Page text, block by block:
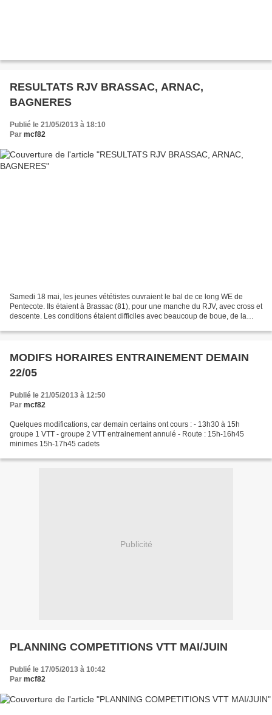
RESULTATS RJV BRASSAC, ARNAC,
BAGNERES
Publié le 21/05/2013 à 18:10
Par mcf82
Samedi 18 mai, les jeunes vététistes ouvraient le bal de ce long WE de
Pentecote. Ils étaient à Brassac (81), pour une manche du RJV, avec cross et
descente. Les conditions étaient difficiles avec beaucoup de boue, de la
MODIFS HORAIRES ENTRAINEMENT DEMAIN
22/05
Publié le 21/05/2013 à 12:50
Par mcf82
Quelques modifications, car demain certains ont cours : - 13h30 à 15h
groupe 1 VTT - groupe 2 VTT entrainement annulé - Route : 15h-16h45
minimes 15h-17h45 cadets
Publicité
PLANNING COMPETITIONS VTT MAI/JUIN
Publié le 17/05/2013 à 10:42
Par mcf82